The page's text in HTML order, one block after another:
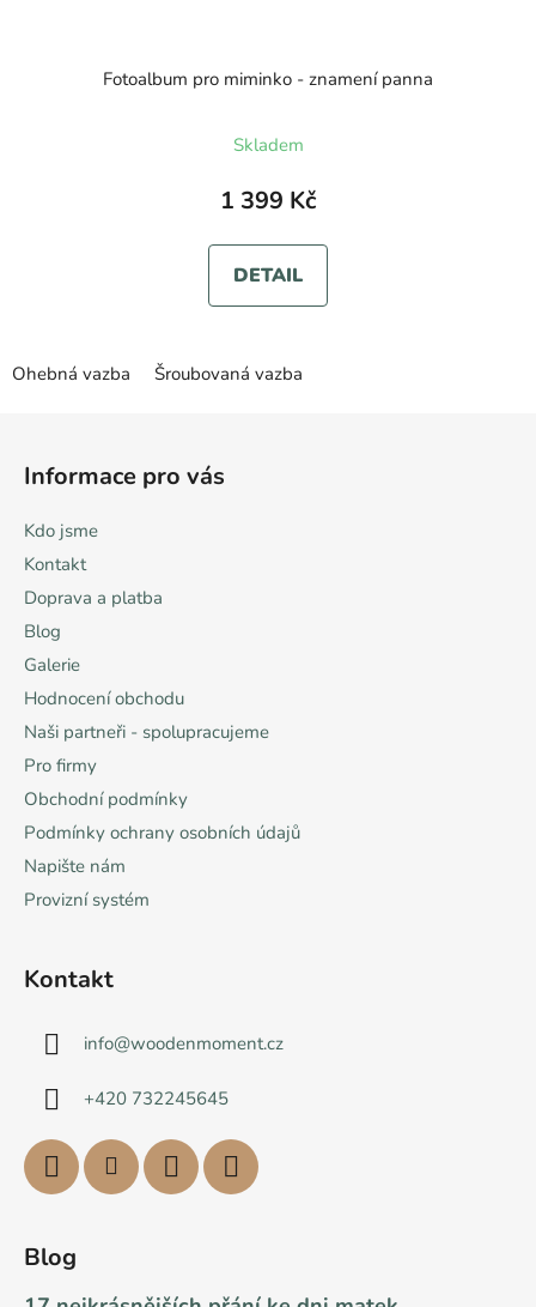
Fotoalbum pro miminko - znamení panna
Skladem
1 399 Kč
DETAIL
Ohebná vazba Šroubovaná vazba
Informace pro vás
Kdo jsme
Kontakt
Doprava a platba
Blog
Galerie
Hodnocení obchodu
Naši partneři - spolupracujeme
Pro firmy
Obchodní podmínky
Podmínky ochrany osobních údajů
Napište nám
Provizní systém
Kontakt
info@woodenmoment.cz
+420 732245645
Blog